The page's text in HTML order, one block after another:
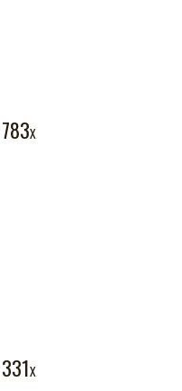
783X
331X